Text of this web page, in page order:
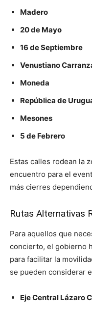
Madero
20 de Mayo
16 de Septiembre
Venustiano
Moneda
República de
Mesones
5 de Febrero
Estas calles rodean la
encuentro para el
más cierres
Rutas Alternativas
Para aquellos que
concierto, el gobierno
para facilitar la
se pueden considerar
Eje Central Lázaro